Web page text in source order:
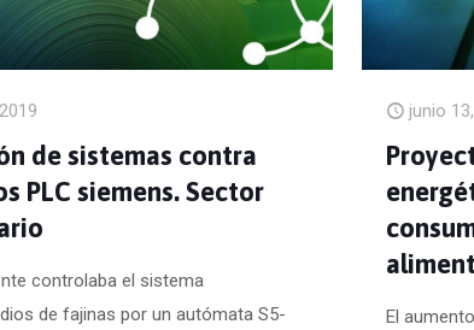
de sistemas contra
PLC siemens. Sector
controlaba el sistema
de fajinas por un autómata S5-
junio
El